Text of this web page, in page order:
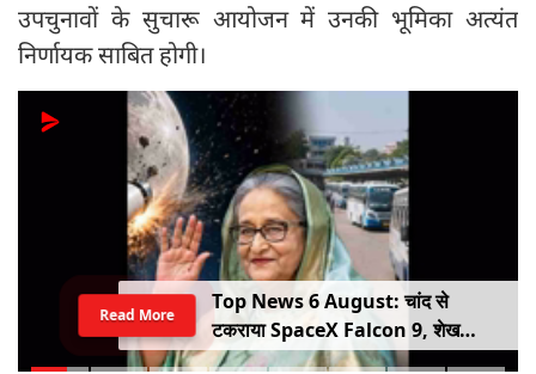
उपचुनावों के सुचारू आयोजन में उनकी भूमिका अत्यंत
निर्णायक साबित होगी।
Top News 6 August: चांद से
टकराया SpaceX Falcon 9, शेख
हसीना की घर वापसी का ऐलान, MP में बस
Read More